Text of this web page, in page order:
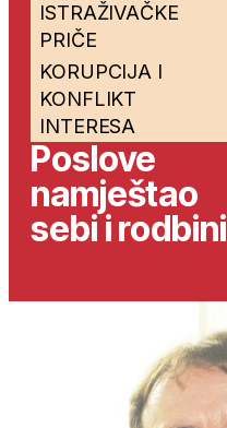
ISTRAŽIVAČKE
PRIČE
KORUPCIJA I
KONFLIKT
INTERESA
Poslove
namještao
sebi i rodbini